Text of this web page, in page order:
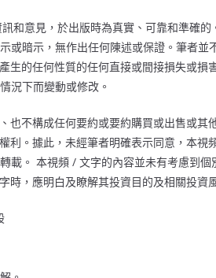
和意見，於出版時為真實、可靠和準確的
或暗示，無作出任何陳述或保證。筆者
生的任何性質的任何直接或間接損失或損
況下而變動或修改。
也不構成任何要約或要約購買或出售或其
利。據此，未經筆者明確表示同意，本視
載。 本視頻 / 文字的內容並未有考慮到
時，應明白及瞭解其投資目的及相關投資